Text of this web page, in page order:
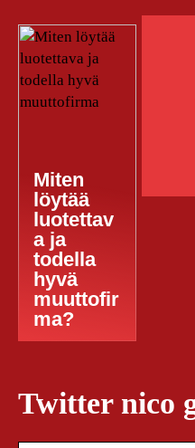
Miten
löytää
luotettav
a ja
todella
hyvä
muuttofir
ma?
Twitter nico